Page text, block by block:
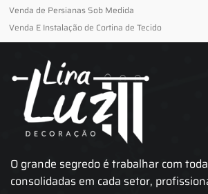
Venda de Persianas Sob Medida
Venda E Instalação de Cortina de Tecido
O grande segredo é trabalhar com
consolidadas em cada setor,